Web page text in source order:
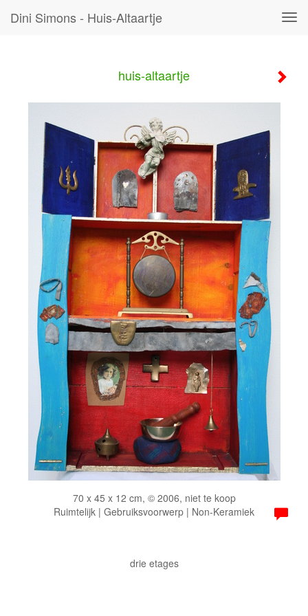
Dini Simons - Huis-Altaartje
huis-altaartje
70 x 45 x 12 cm, © 2006, niet te koop
Ruimtelijk | Gebruiksvoorwerp | Non-Keramiek
drie etages